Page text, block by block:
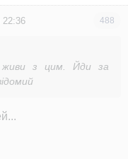
22:36 488
живи з цим. Йди за